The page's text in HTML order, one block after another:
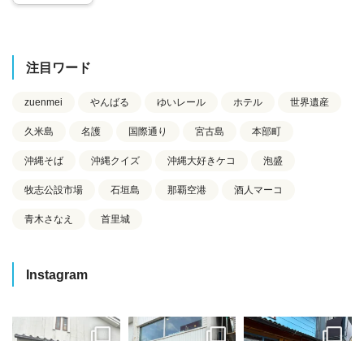
注目ワード
zuenmei やんばる ゆいレール ホテル 世界遺産
久米島 名護 国際通り 宮古島 本部町
沖縄そば 沖縄クイズ 沖縄大好きケコ 泡盛
牧志公設市場 石垣島 那覇空港 酒人マーコ
青木さなえ 首里城
Instagram